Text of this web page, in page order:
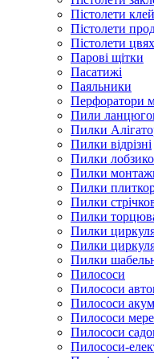
Пістолети
Пістолети
Пістолети
Парові щітки
Пасатижі
Паяльники
Перфоратори
Пили
Пилки
Пилки відрізні
Пилки
Пилки
Пилки
Пилки
Пилки
Пилки
Пилки
Пилки
Пилососи
Пилососи
Пилососи
Пилососи
Пилососи
Пилососи-